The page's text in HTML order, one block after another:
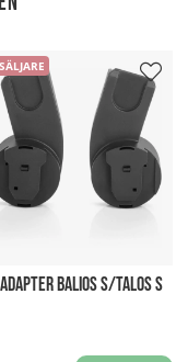
BALIOS S/TALOS S